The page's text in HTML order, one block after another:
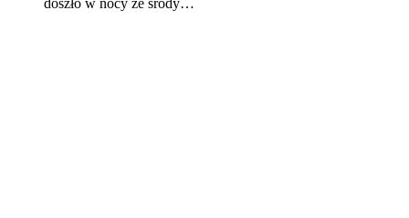
doszło w nocy ze środy…